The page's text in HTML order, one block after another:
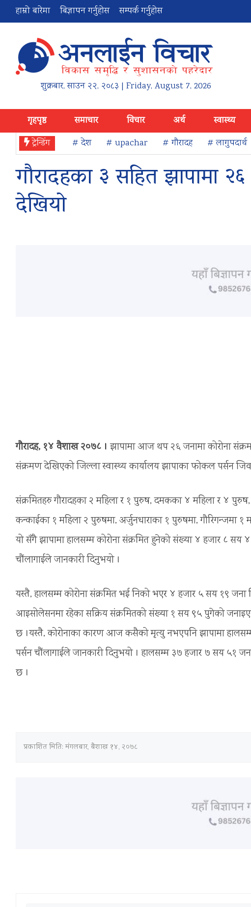
हाम्रो बारेमा बिज्ञापन गर्नुहोस सम्पर्क गर्नुहोस
शुक्रबार,साउन २२, २०८३ | Friday, August 7, 2026
गृहपृष्ठ समाचार विचार अर्थ स्वास्थ्य
ट्रेन्डिंग
# देश # upachar # गौरादह # लागुपदार्थ
गौरादहका ३ सहित झापामा
देखियो
गौरादह, १४ वैशाख २०७८ । झापामा आज थप २६ जनामा कोरोना
संक्रमण देखिएको जिल्ला स्वास्थ्य कार्यालय झापाका फोकल पर्सन
संक्रमितहरु गौरादहका २ महिला र १ पुरुष, दमकका ४ महिला र ४
कन्काईका १ महिला २ पुरुषमा, अर्जुनधाराका १ पुरुषमा, गौरिगन्जमा
यो सँगै झापामा हालसम्म कोरोना संक्रमित हुनेको संख्या ४ हजार ८
चौंलागाईले जानकारी दिनुभयो ।
यस्तै, हालसम्म कोरोना संक्रमित भई निको भएर ४ हजार ५ सय १९ जना
आइसोलेसनमा रहेका सक्रिय संक्रमितको संख्या १ सय ९५ पुगेको
छ ।यस्तै, कोरोनाका कारण आज कसैको मृत्यु नभएपनि झापामा
पर्सन चौंलागाईले जानकारी दिनुभयो । हालसम्म ३७ हजार ७ सय ५१
छ ।
प्रकाशित मिति:मंगलबार, बैशाख १४, २०७८